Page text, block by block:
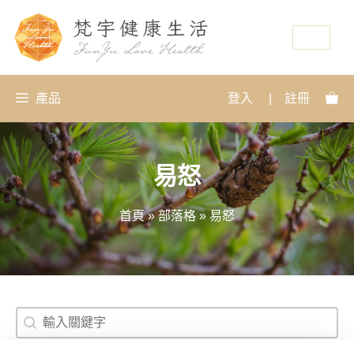
產品 登入 註冊
易怒
首頁 » 部落格 » 易怒
搜尋
Search content